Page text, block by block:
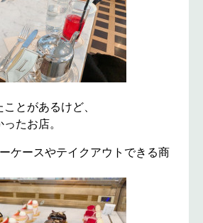
とがあるけど、
たお店。
ケースやテイクアウトできる商